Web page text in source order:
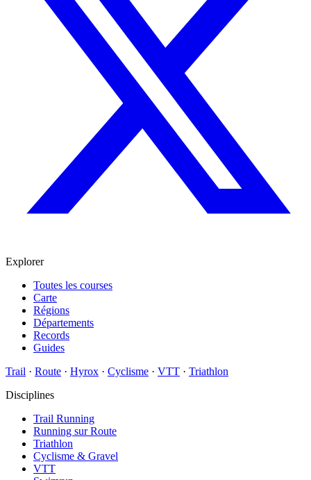
Explorer
Toutes les courses
Carte
Régions
Départements
Records
Guides
Trail · Route · Hyrox · Cyclisme · VTT · Triathlon
Disciplines
Trail Running
Running sur Route
Triathlon
Cyclisme & Gravel
VTT